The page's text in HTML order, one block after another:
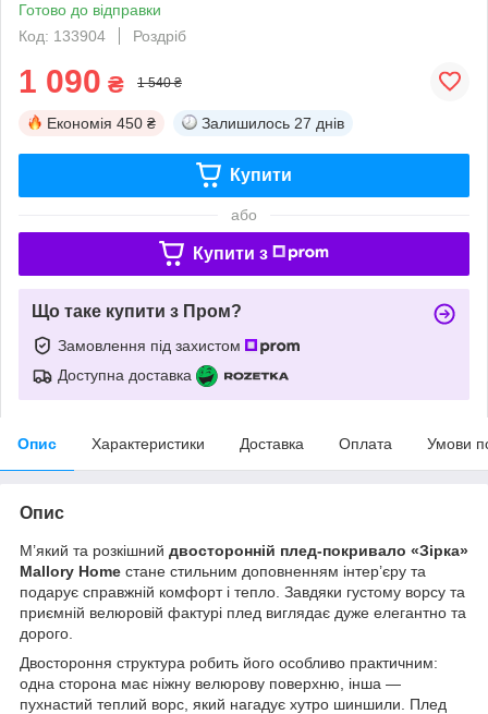
Готово до відправки
Код: 133904
Роздріб
1 090 ₴ 1 540 ₴
Економія 450 ₴ Залишилось 27 днів
Купити
або
Купити з
Що таке купити з Пром?
Замовлення під захистом
Доступна доставка
Опис Характеристики Доставка Оплата Умови
Опис
М’який та розкішний двосторонній плед-покривало «Зірка»
Mallory Home стане стильним доповненням інтер’єру та
подарує справжній комфорт і тепло. Завдяки густому ворсу та
приємній велюровій фактурі плед виглядає дуже елегантно та
дорого.
Двостороння структура робить його особливо практичним:
одна сторона має ніжну велюрову поверхню, інша —
пухнастий теплий ворс, який нагадує хутро шиншили. Плед